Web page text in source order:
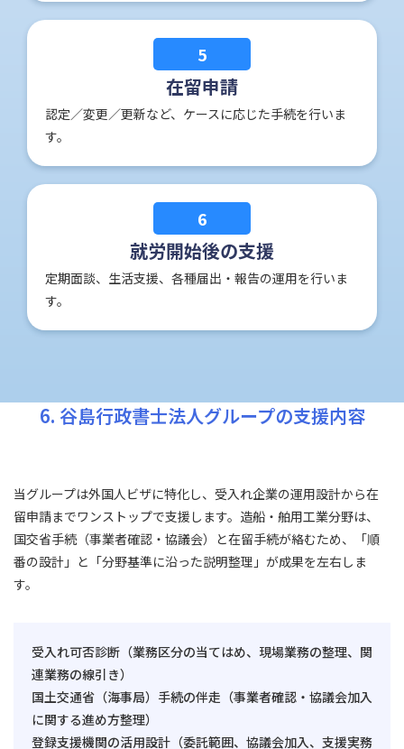
5
在留申請
認定／変更／更新など、ケースに応じた手続を行いま
す。
6
就労開始後の支援
定期面談、生活支援、各種届出・報告の運用を行いま
す。
6. 谷島行政書士法人グループの支援内容
当グループは外国人ビザに特化し、受入れ企業の運用設計から在
留申請までワンストップで支援します。造船・舶用工業分野は、
国交省手続（事業者確認・協議会）と在留手続が絡むため、「順
番の設計」と「分野基準に沿った説明整理」が成果を左右しま
す。
受入れ可否診断（業務区分の当てはめ、現場業務の整理、関
連業務の線引き）
国土交通省（海事局）手続の伴走（事業者確認・協議会加入
に関する進め方整理）
登録支援機関の活用設計（委託範囲、協議会加入、支援実務